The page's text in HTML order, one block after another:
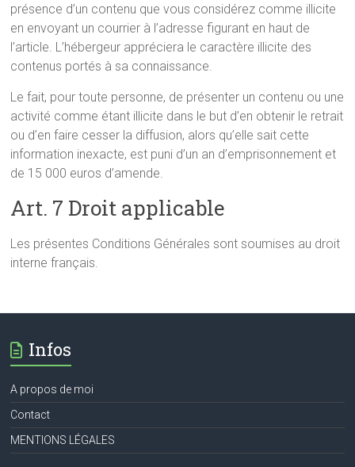
présence d’un contenu que vous considérez comme illicite
en envoyant un courrier à l’adresse figurant en haut de
l’article. L’hébergeur appréciera le caractère illicite des
contenus portés à sa connaissance.
Le fait, pour toute personne, de présenter un contenu ou une
activité comme étant illicite dans le but d’en obtenir le retrait
ou d’en faire cesser la diffusion, alors qu’elle sait cette
information inexacte, est puni d’un an d’emprisonnement et
de 15 000 euros d’amende.
Art. 7 Droit applicable
Les présentes Conditions Générales sont soumises au droit
interne français.
Infos
A propos de moi
Contact
MENTIONS LÉGALES